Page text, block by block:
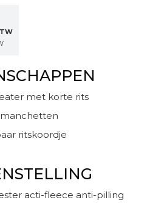
met korte rits
manchetten
ritskoordje
acti-fleece anti-pilling